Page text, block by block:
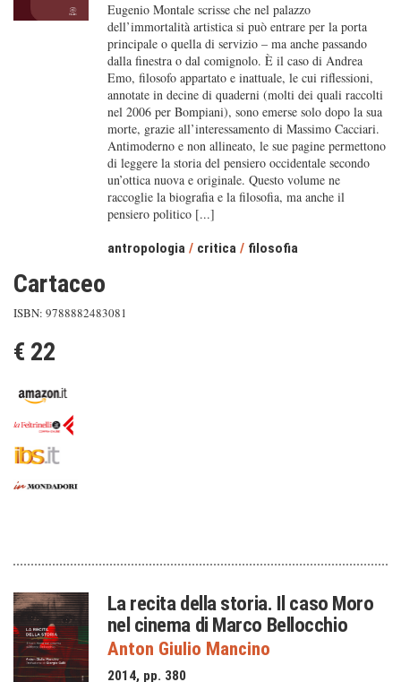
Eugenio Montale scrisse che nel palazzo
dell’immortalità artistica si può entrare per la porta
principale o quella di servizio – ma anche passando
dalla finestra o dal comignolo. È il caso di Andrea
Emo, filosofo appartato e inattuale, le cui riflessioni,
annotate in decine di quaderni (molti dei quali raccolti
nel 2006 per Bompiani), sono emerse solo dopo la sua
morte, grazie all’interessamento di Massimo Cacciari.
Antimoderno e non allineato, le sue pagine permettono
di leggere la storia del pensiero occidentale secondo
un’ottica nuova e originale. Questo volume ne
raccoglie la biografia e la filosofia, ma anche il
pensiero politico [...]
antropologia / critica / filosofia
Cartaceo
ISBN: 9788882483081
€ 22
La recita della storia. Il caso Moro
nel cinema di Marco Bellocchio
Anton Giulio Mancino
2014, pp. 380